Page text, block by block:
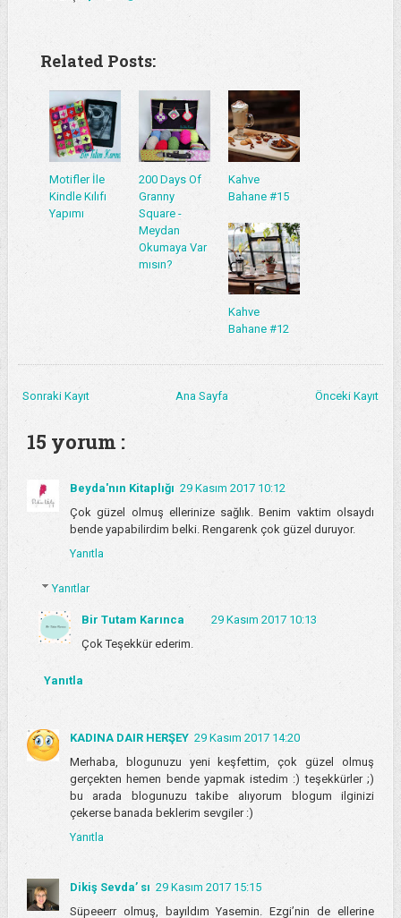
Related Posts:
Motifler İle
Kindle Kılıfı
Yapımı
200 Days Of
Granny
Square -
Meydan
Okumaya Var
mısın?
Kahve
Bahane #15
Kahve
Bahane #12
Sonraki Kayıt Önceki Kayıt
Ana Sayfa
15 yorum :
Beyda'nın Kitaplığı 29 Kasım 2017 10:12
Çok güzel olmuş ellerinize sağlık. Benim vaktim olsaydı
bende yapabilirdim belki. Rengarenk çok güzel duruyor.
Yanıtla
Yanıtlar
Bir Tutam Karınca
29 Kasım 2017 10:13
Çok Teşekkür ederim.
Yanıtla
KADINA DAIR HERŞEY 29 Kasım 2017 14:20
Merhaba, blogunuzu yeni keşfettim, çok güzel olmuş
gerçekten hemen bende yapmak istedim :) teşekkürler ;)
bu arada blogunuzu takibe alıyorum blogum ilginizi
çekerse banada beklerim sevgiler :)
Yanıtla
Dikiş Sevda’ sı 29 Kasım 2017 15:15
Süpeeerr olmuş, bayıldım Yasemin. Ezgi’nin de ellerine